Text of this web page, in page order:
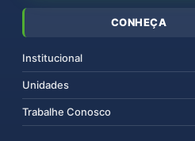
CONHEÇA
Institucional
Unidades
Trabalhe Conosco